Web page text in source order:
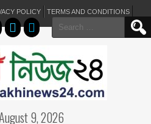
POLICY TERMS AND CONDITIONS
Search
for:
9, 2026